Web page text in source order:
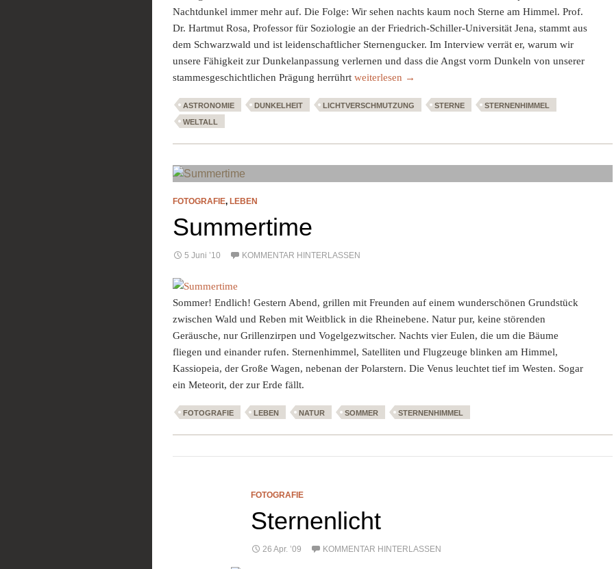
Nachtdunkel immer mehr auf. Die Folge: Wir sehen nachts kaum noch Sterne am Himmel. Prof.
Dr. Hartmut Rosa, Professor für Soziologie an der Friedrich-Schiller-Universität Jena, stammt aus
dem Schwarzwald und ist leidenschaftlicher Sternengucker. Im Interview verrät er, warum wir
unsere Fähigkeit zur Dunkelanpassung verlernen und dass die Angst vorm Dunkeln von unserer
stammesgeschichtlichen Prägung herrührt Warum wir die Fähigkeit zur Dunkelanpassung verlernen –
weiterlesen →
ASTRONOMIE DUNKELHEIT LICHTVERSCHMUTZUNG STERNE
STERNENHIMMEL
WELTALL
FOTOGRAFIE, LEBEN
Summertime
5 Juni ’10 KOMMENTAR HINTERLASSEN
Sommer! Endlich! Gestern Abend, grillen mit Freunden auf einem wunderschönen Grundstück
zwischen Wald und Reben mit Weitblick in die Rheinebene. Natur pur, keine störenden
Geräusche, nur Grillenzirpen und Vogelgezwitscher. Nachts vier Eulen, die um die Bäume
fliegen und einander rufen. Sternenhimmel, Satelliten und Flugzeuge blinken am Himmel,
Kassiopeia, der Große Wagen, nebenan der Polarstern. Die Venus leuchtet tief im Westen. Sogar
ein Meteorit, der zur Erde fällt.
FOTOGRAFIE LEBEN NATUR SOMMER STERNENHIMMEL
FOTOGRAFIE
Sternenlicht
26 Apr. ’09 KOMMENTAR HINTERLASSEN